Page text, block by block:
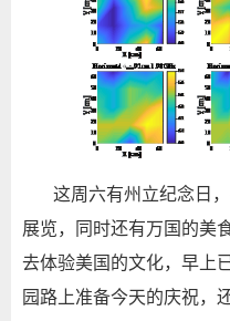
这周六有州立纪念日
展览，同时还有万国的美
去体验美国的文化，早上
园路上准备今天的庆祝，